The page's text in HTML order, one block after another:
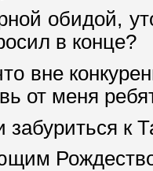
обидой,
в конце?
от меня
к